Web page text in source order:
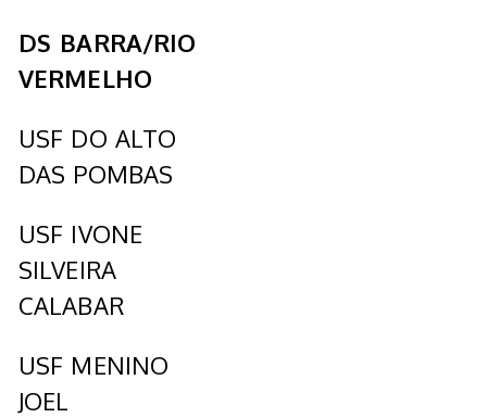
DS BARRA/RIO
VERMELHO
USF DO ALTO
DAS POMBAS
USF IVONE
SILVEIRA
CALABAR
USF MENINO
JOEL